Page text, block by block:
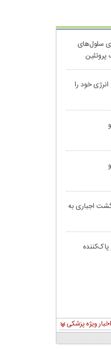
سلول‌های
خود را
اجباری به
اخبار ویژه پزشکی